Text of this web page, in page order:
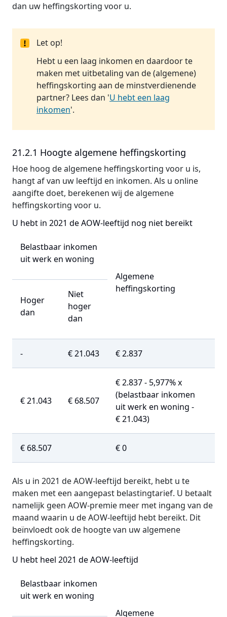
dan uw heffingskorting voor u.
Let op!
Hebt u een laag inkomen en daardoor te
maken met uitbetaling van de (algemene)
heffingskorting aan de minstverdienende
partner? Lees dan 'U hebt een laag
inkomen'.
21.2.1 Hoogte algemene heffingskorting
Hoe hoog de algemene heffingskorting voor u is,
hangt af van uw leeftijd en inkomen. Als u online
aangifte doet, berekenen wij de algemene
heffingskorting voor u.
U hebt in 2021 de AOW-leeftijd nog niet bereikt
Belastbaar inkomen
uit werk en woning
Algemene
heffingskorting
Hoger
dan
Niet
hoger
dan
- € 21.043 € 2.837
€ 21.043 € 68.507
€ 2.837 - 5,977% x
(belastbaar inkomen
uit werk en woning -
€ 21.043)
€ 68.507 € 0
Als u in 2021 de AOW-leeftijd bereikt, hebt u te
maken met een aangepast belastingtarief. U betaalt
namelijk geen AOW-premie meer met ingang van de
maand waarin u de AOW-leeftijd hebt bereikt. Dit
beïnvloedt ook de hoogte van uw algemene
heffingskorting.
U hebt heel 2021 de AOW-leeftijd
Belastbaar inkomen
uit werk en woning
Algemene